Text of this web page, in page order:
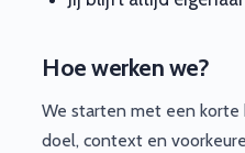
Hoe werken we?
We starten met een korte
doel, context en